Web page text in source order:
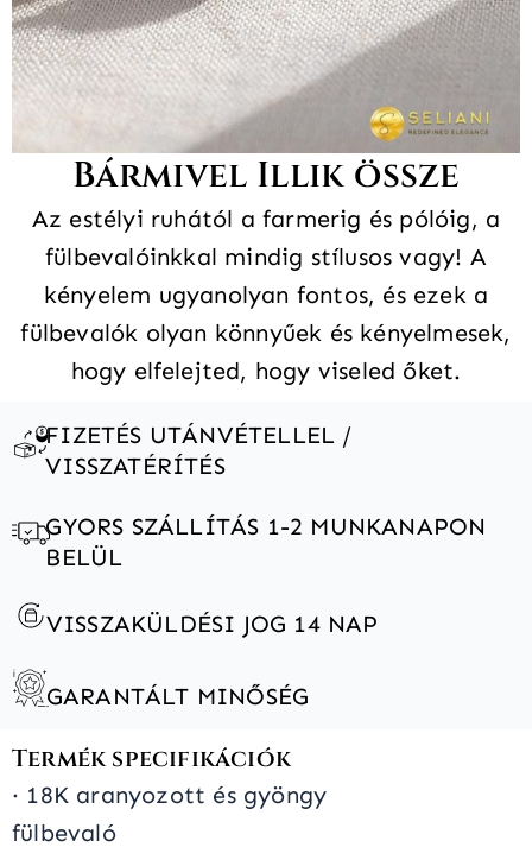
Bármivel Illik össze
Az estélyi ruhától a farmerig és pólóig, a
fülbevalóinkkal mindig stílusos vagy! A
kényelem ugyanolyan fontos, és ezek a
fülbevalók olyan könnyűek és kényelmesek,
hogy elfelejted, hogy viseled őket.
FIZETÉS UTÁNVÉTELLEL /
VISSZATÉRÍTÉS
GYORS SZÁLLÍTÁS 1-2 MUNKANAPON
BELÜL
VISSZAKÜLDÉSI JOG 14 NAP
GARANTÁLT MINŐSÉG
Termék specifikációk
· 18K aranyozott és gyöngy
fülbevaló